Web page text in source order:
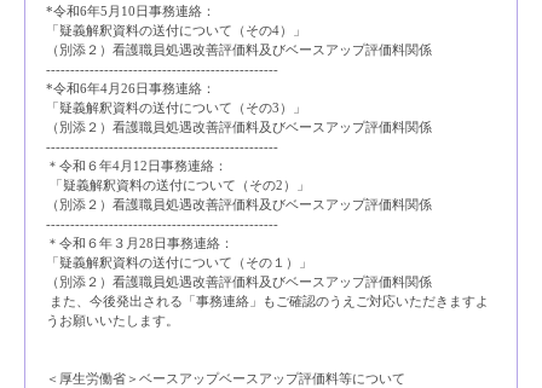
*令和6年5月10日事務連絡：
「疑義解釈資料の送付について（その4）」
（別添２）看護職員処遇改善評価料及びベースアップ評価料関係
------------------------------------------------
*令和6年4月26日事務連絡：
「疑義解釈資料の送付について（その3）」
（別添２）看護職員処遇改善評価料及びベースアップ評価料関係
------------------------------------------------
＊令和６年4月12日事務連絡：
「疑義解釈資料の送付について（その2）」
（別添２）看護職員処遇改善評価料及びベースアップ評価料関係
------------------------------------------------
＊令和６年３月28日事務連絡：
「疑義解釈資料の送付について（その１）」
（別添２）看護職員処遇改善評価料及びベースアップ評価料関係
また、今後発出される「事務連絡」もご確認のうえご対応いただきますよ
うお願いいたします。
＜厚生労働省＞ベースアップベースアップ評価料等について